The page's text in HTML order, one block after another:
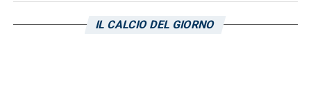
IL CALCIO DEL GIORNO